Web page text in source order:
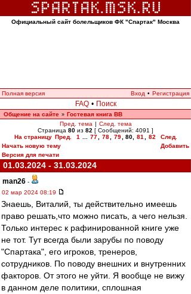
Официальный сайт болельщиков ФК "Спартак" Москва
Полная версия Вход • Регистрация
FAQ • Поиск
Общение на сайте » Гостевая книга ВВ
Пред. тема | След. тема
Страница 80 из 82 [ Сообщений: 4091 ]
На страницу Пред. 1 77 78 79 80, 81 82
След.
Начать новую тему
Добавить
Версия для печати
01.03.2024 - 31.03.2024
man26 -
02 мар 2024 08:19
Знаешь, Виталий, ты действительно имеешь
право решать,что можно писать, а чего нельзя.
Только интерес к рафинированной книге уже
не тот. Тут всегда были зарубы по поводу
"Спартака", его игроков, тренеров,
сотрудников. По поводу внешних и внутренних
факторов. От этого не уйти. Я вообще не вижу
в данном деле политики, сплошная